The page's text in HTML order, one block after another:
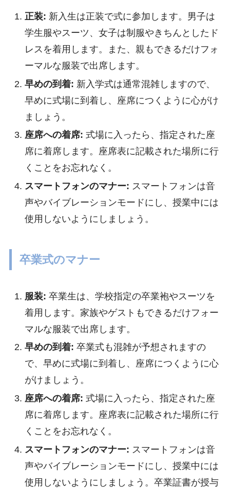
正装: 新入生は正装で式に参加します。男子は
学生服やスーツ、女子は制服やきちんとしたド
レスを着用します。また、親もできるだけフォ
ーマルな服装で出席します。
早めの到着: 新入学式は通常混雑しますので、
早めに式場に到着し、座席につくように心がけ
ましょう。
座席への着席: 式場に入ったら、指定された座
席に着席します。座席表に記載された場所に行
くことをお忘れなく。
スマートフォンのマナー: スマートフォンは音
声やバイブレーションモードにし、授業中には
使用しないようにしましょう。
卒業式のマナー
服装: 卒業生は、学校指定の卒業袍やスーツを
着用します。家族やゲストもできるだけフォー
マルな服装で出席します。
早めの到着: 卒業式も混雑が予想されますの
で、早めに式場に到着し、座席につくように心
がけましょう。
座席への着席: 式場に入ったら、指定された座
席に着席します。座席表に記載された場所に行
くことをお忘れなく。
スマートフォンのマナー: スマートフォンは音
声やバイブレーションモードにし、授業中には
使用しないようにしましょう。卒業証書が授与